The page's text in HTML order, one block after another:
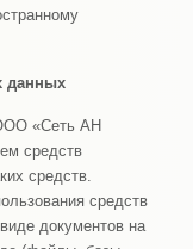
данных
«Сеть АН
средств
средств.
средств
документов на